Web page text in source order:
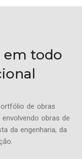
em todo
de obras
obras de
da engenharia, da